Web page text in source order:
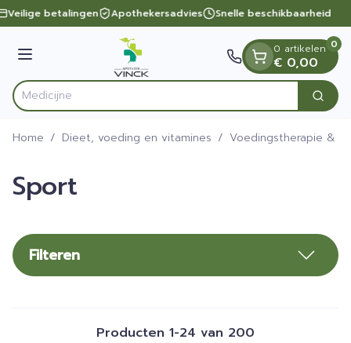
Ga naar de inhoud
1 van 1
Veilige betalingen Apothekersadvies Snelle beschikbaarheid
Menu
Product, merk, categorie... Zoek
0 artikelen
€ 0,00
0
Home / Dieet, voeding en vitamines / Voedingstherapie &
Sport
Filteren
Producten 1-24 van 200